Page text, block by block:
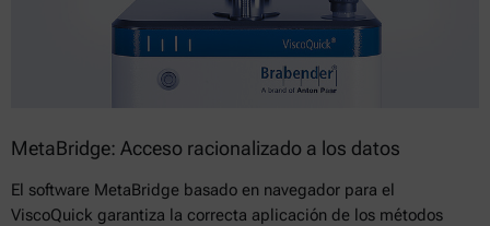
MetaBridge: Acceso racionalizado a los datos
El software MetaBridge basado en navegador para el
ViscoQuick garantiza la correcta aplicación de los métodos